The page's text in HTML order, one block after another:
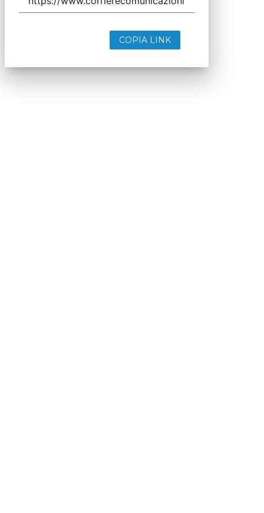
COPIA LINK